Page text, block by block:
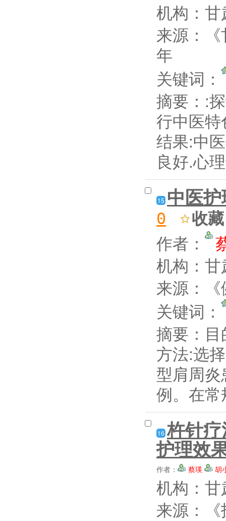
机构：
来源：
年
关键词：
摘要： :
行中医
结果:中
良好.心
15 中医
0 收藏
作者：
机构：
来源：
关键词：
摘要：
方法:选
型肩周
例。在
16 杵针
护理效
作者： 蔡瑛 胡
机构：
来源：